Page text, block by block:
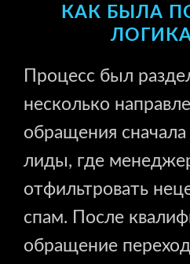
КАК БЫЛА
ЛОГИКА
Процесс был
несколько
обращения
лиды, где
отфильтровать
спам. После
обращение